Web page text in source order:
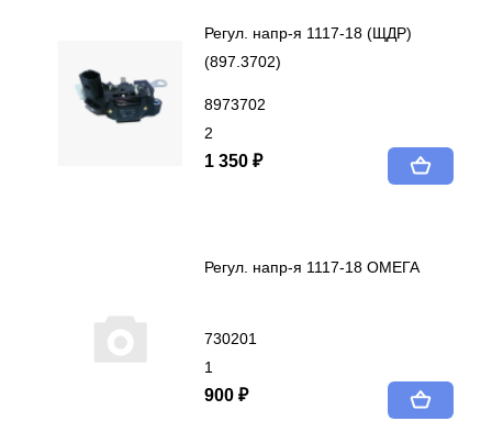
Регул. напр-я 1117-18 (ЩДР)
(897.3702)
8973702
2
1 350 ₽
Регул. напр-я 1117-18 ОМЕГА
730201
1
900 ₽